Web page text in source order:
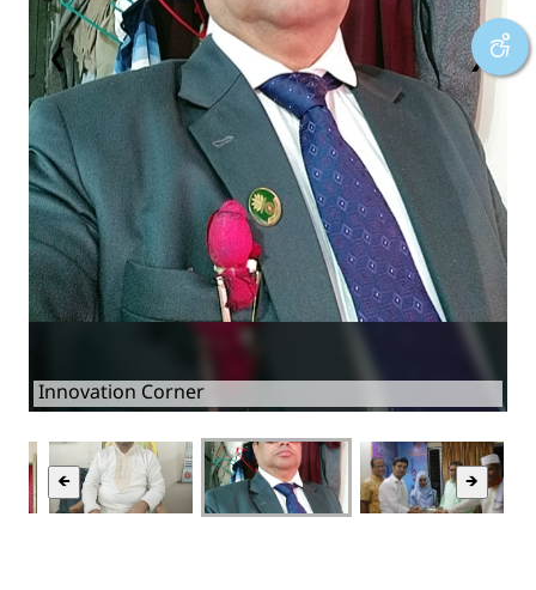
Innovation Corner
❮ ❯
🡸 🡺